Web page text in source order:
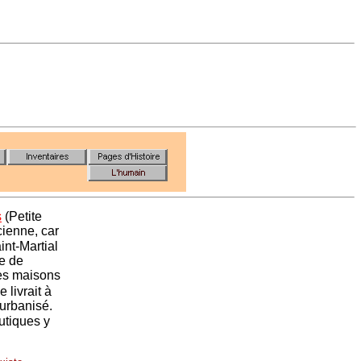
(Petite
car
Martial
de
maisons
livrait à
y